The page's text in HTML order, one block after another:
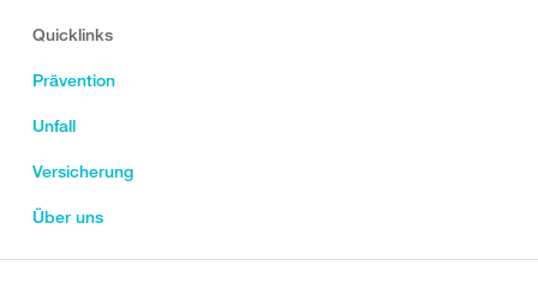
Quicklinks
Prävention
Unfall
Versicherung
Über uns